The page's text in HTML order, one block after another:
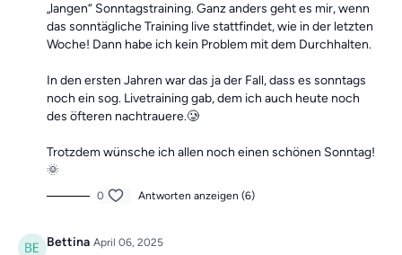
„langen“ Sonntagstraining. Ganz anders geht es mir, wenn
das sonntägliche Training live stattfindet, wie in der letzten
Woche! Dann habe ich kein Problem mit dem Durchhalten.
In den ersten Jahren war das ja der Fall, dass es sonntags
noch ein sog. Livetraining gab, dem ich auch heute noch
des öfteren nachtrauere.🥲
Trotzdem wünsche ich allen noch einen schönen Sonntag!
🌞
0 Antworten anzeigen (6)
Bettina April 06, 2025